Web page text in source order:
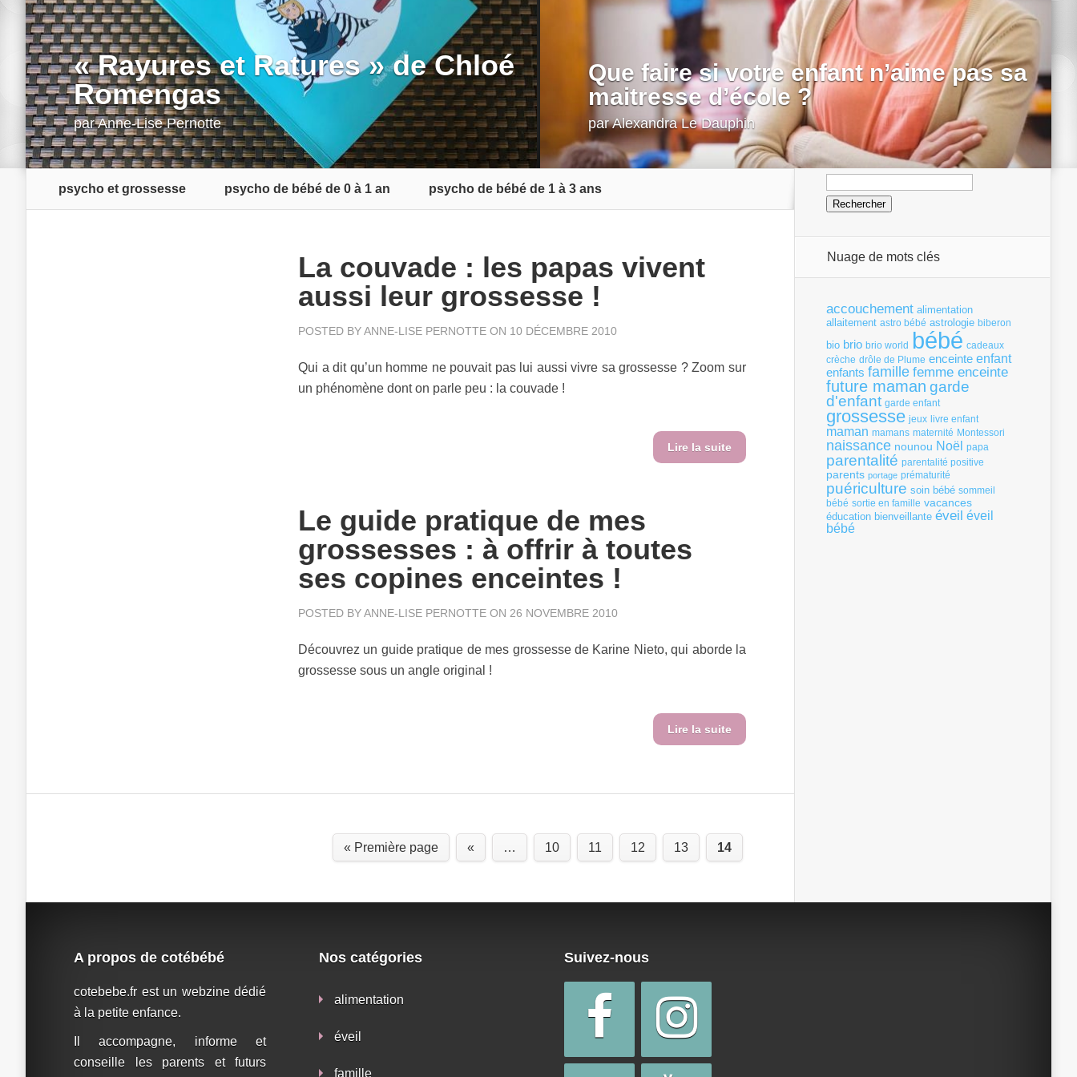
« Rayures et Ratures » de Chloé
Romengas
parAnne-Lise Pernotte
Que faire si votre enfant n’aime pas sa
maitresse d’école ?
parAlexandra Le Dauphin
psycho et grossesse psycho de bébé de 0 à 1 an psycho de bébé de 1 à 3 ans
La couvade : les papas vivent
aussi leur grossesse !
POSTED BYANNE-LISE PERNOTTE ON 10 DÉCEMBRE 2010
Qui a dit qu’un homme ne pouvait pas lui aussi vivre sa grossesse ? Zoom sur
un phénomène dont on parle peu : la couvade !
Lire la suite
Le guide pratique de mes
grossesses : à offrir à toutes
ses copines enceintes !
POSTED BYANNE-LISE PERNOTTE ON 26 NOVEMBRE 2010
Découvrez un guide pratique de mes grossesse de Karine Nieto, qui aborde la
grossesse sous un angle original !
Lire la suite
« Première page « … 10 11 12 13 14
Rechercher :
Nuage de mots clés
accouchement alimentation
allaitement astro bébé astrologie biberon
bio brio brio world bébé cadeaux
crèche drôle de Plume enceinte enfant
enfants famille femme enceinte
future maman garde
d'enfant garde enfant
grossesse jeux livre enfant
maman mamans maternité Montessori
naissance nounou Noël papa
parentalité parentalité positive
parents portage prématurité
puériculture soin bébé sommeil
bébé sortie en famille vacances
éducation bienveillante éveil éveil
bébé
A propos de cotébébé
cotebebe.fr est un webzine dédié
à la petite enfance.
Il accompagne, informe et
conseille les parents et futurs
Nos catégories
alimentation
éveil
famille
Suivez-nous